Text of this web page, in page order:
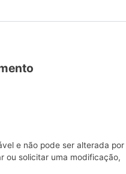
e não pode ser alterada por
ou solicitar uma modificação,